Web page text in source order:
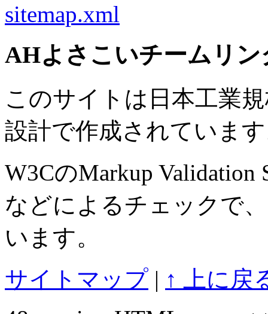
sitemap.xml
AHよさこいチームリ
このサイトは日本工業
設計で作成されていま
W3CのMarkup Validation
などによるチェックで
います。
サイトマップ | ↑ 上に戻